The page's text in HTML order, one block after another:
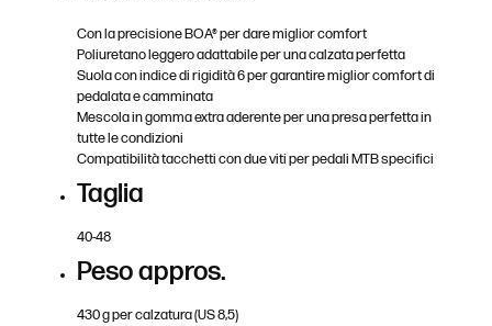
Con la precisione BOA® per dare miglior comfort
Poliuretano leggero adattabile per una calzata perfetta
Suola con indice di rigidità 6 per garantire miglior comfort di
pedalata e camminata
Mescola in gomma extra aderente per una presa perfetta in
tutte le condizioni
Compatibilità tacchetti con due viti per pedali MTB specifici
Taglia
40-48
Peso appros.
430 g per calzatura (US 8,5)